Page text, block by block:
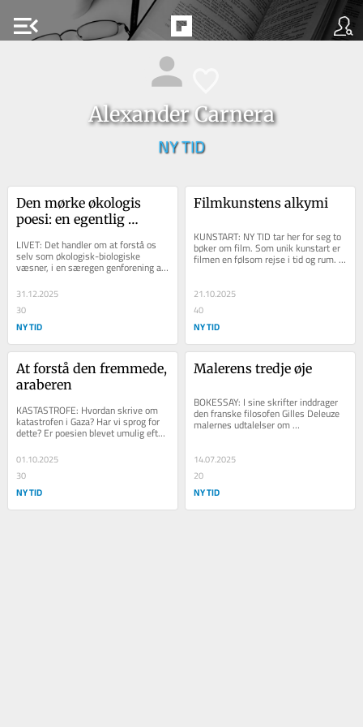
menu_open
Alexander Carnera
NY TID
Den mørke økologis
poesi: en egentlig
levende
LIVET: Det handler om at forstå os
selv som økologisk-biologiske
væsner, i en særegen genforening af
filosofi, videnskab og religion. .
Symbiosen...
31.12.2025
30
NY TID
Filmkunstens alkymi
KUNSTART: NY TID tar her for seg to
bøker om film. Som unik kunstart er
filmen en følsom rejse i tid og rum.
The post Filmkunstens alkymi
21.10.2025
40
NY TID
At forstå den fremmede,
araberen
KASTASTROFE: Hvordan skrive om
katastrofen i Gaza? Har vi sprog for
dette? Er poesien blevet umulig efter
Gaza, sådan som filosoffen Adorno
sagde om...
01.10.2025
30
NY TID
Malerens tredje øje
BOKESSAY: I sine skrifter inddrager
den franske filosofen Gilles Deleuze
malernes udtalelser om
14.07.2025
20
NY TID